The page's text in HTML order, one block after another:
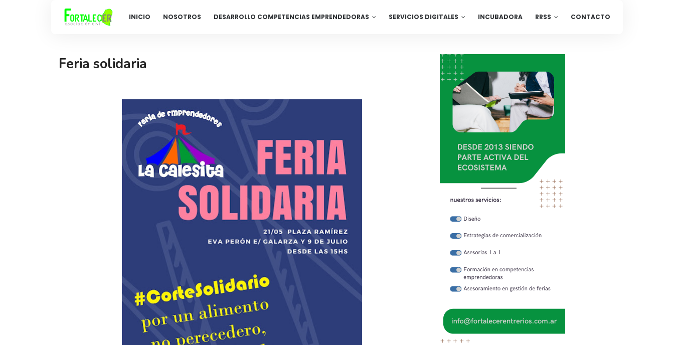
INICIO NOSOTROS DESARROLLO COMPETENCIAS EMPRENDEDORAS SERVICIOS DIGITALES INCUBADORA RRSS CONTACTO
Feria solidaria